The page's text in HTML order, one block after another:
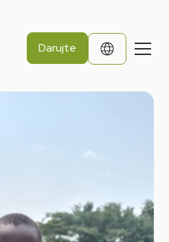
Darujte